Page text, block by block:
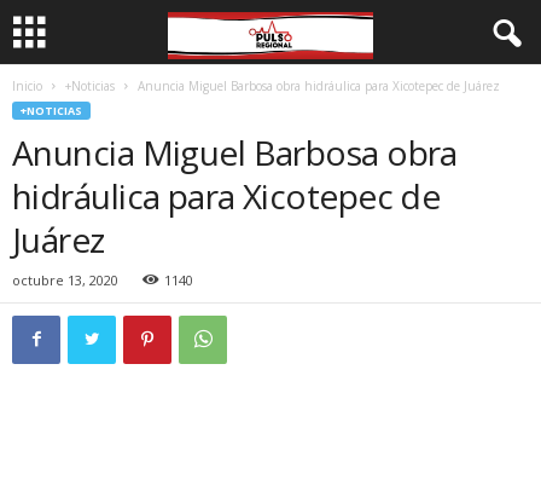
Inicio +Noticias Anuncia Miguel Barbosa obra hidráulica para Xicotepec de Juárez
+NOTICIAS
Anuncia Miguel Barbosa obra
hidráulica para Xicotepec de
Juárez
octubre 13, 2020 1140